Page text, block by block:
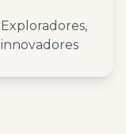
Exploradores,
innovadores